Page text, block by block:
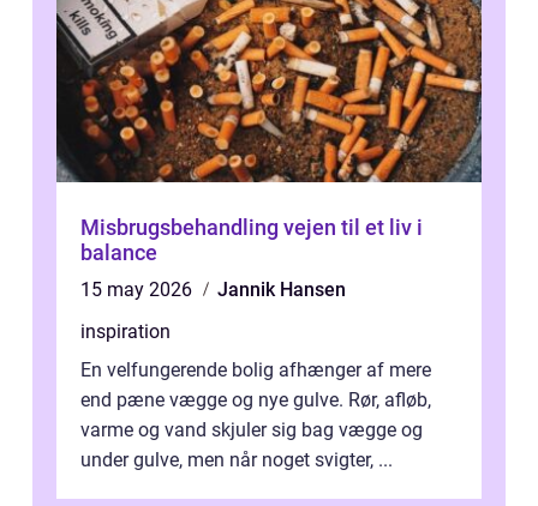
Misbrugsbehandling vejen til et liv i
balance
15 may 2026
Jannik Hansen
inspiration
En velfungerende bolig afhænger af mere
end pæne vægge og nye gulve. Rør, afløb,
varme og vand skjuler sig bag vægge og
under gulve, men når noget svigter, ...